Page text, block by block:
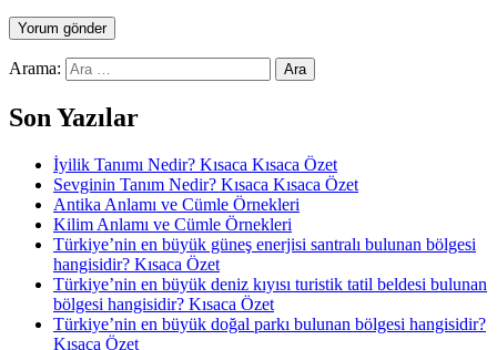
Arama:
Son Yazılar
İyilik Tanımı Nedir? Kısaca Kısaca Özet
Sevginin Tanım Nedir? Kısaca Kısaca Özet
Antika Anlamı ve Cümle Örnekleri
Kilim Anlamı ve Cümle Örnekleri
Türkiye’nin en büyük güneş enerjisi santralı bulunan bölgesi
hangisidir? Kısaca Özet
Türkiye’nin en büyük deniz kıyısı turistik tatil beldesi bulunan
bölgesi hangisidir? Kısaca Özet
Türkiye’nin en büyük doğal parkı bulunan bölgesi hangisidir?
Kısaca Özet